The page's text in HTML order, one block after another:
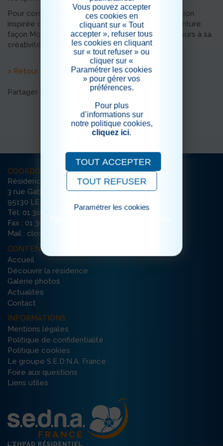
Pour compléter cette belle journée, une décoration
inspirée de la mer a été installée et un atelier peinture,
façon Monet, a permis à chacun de laisser libre cours à sa
créativité.
> Retour aux actualités
Partager sur les réseaux sociaux
COORDONNÉES
Résidence Le Grand Clos
3 rue Gabriel Péri
95130 LE PLESSIS-BOUCHARD
Tél. 01 30 72 72 72
Fax : 01 30 72 26 56
Mail : clos-bouchard@ehpad-sedna.fr
CONTENU DU SITE
Accueil
Découvrir la résidence
Galerie photos
Actualités
Contact
INFORMATIONS
Mentions légales
Politique de confidentialité
Politique cookies
Le groupe S.E.D.N.A. France
Foire aux questions
Liens utiles
Vous pouvez accepter
ces cookies en
cliquant sur « Tout
accepter », refuser tous
les cookies en cliquant
sur « tout refuser » ou
cliquer sur «
Paramétrer les cookies
» pour gérer vos
préférences.
Pour plus
d’informations sur
notre politique cookies,
cliquez ici.
TOUT ACCEPTER
TOUT REFUSER
Paramétrer les cookies